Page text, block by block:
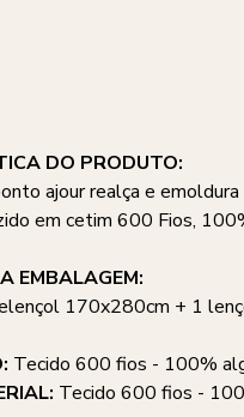
DO PRODUTO:
ajour realça e
em cetim 600 Fios,
EMBALAGEM:
170x280cm + 1
Tecido 600 fios - 100%
Tecido 600 fios -